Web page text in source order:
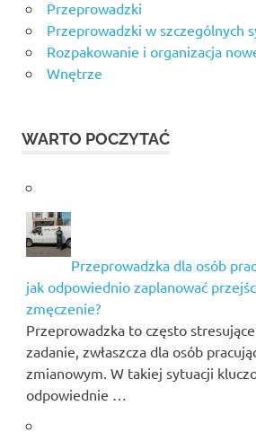
Przeprowadzki
Przeprowadzki w szczególnych
Rozpakowanie i organizacja
Wnętrze
WARTO POCZYTAĆ
Przeprowadzka dla osób
jak odpowiednio zaplanować
zmęczenie?
Przeprowadzka to często
zadanie, zwłaszcza dla osób
zmianowym. W takiej sytuacji
odpowiednie …